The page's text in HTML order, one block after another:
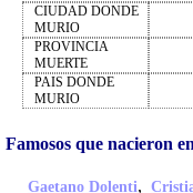
CIUDAD DONDE
MURIO
PROVINCIA
MUERTE
PAIS DONDE
MURIO
Famosos que nacieron
Gaetano Dolenti,